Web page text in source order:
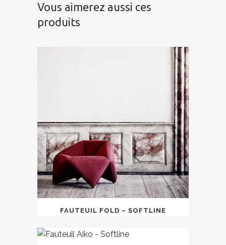
Vous aimerez aussi ces
produits
FAUTEUIL FOLD – SOFTLINE